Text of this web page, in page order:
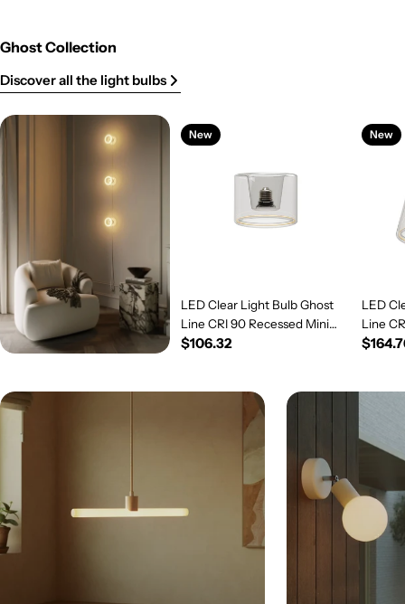
Ghost Collection
Discover all the light bulbs
New
LED Clear Light Bulb Ghost
Line CRI 90 Recessed Mini
Donut 5.5W 450Lm E26 120V
Regular
$106.32
New
LED
Line
5.5W